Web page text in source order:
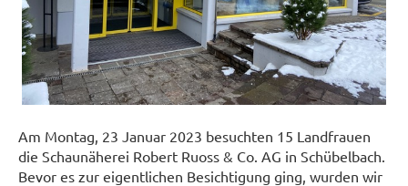
Am Montag, 23 Januar 2023 besuchten 15 Landfrauen
die Schaunäherei Robert Ruoss & Co. AG in Schübelbach.
Bevor es zur eigentlichen Besichtigung ging, wurden wir